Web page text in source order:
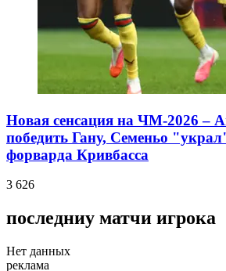
Новая сенсация на ЧМ-2026 –
победить Гану, Семеньо
форварда Кривбасса
3 626
последниу матчи игрока
Нет данных
реклама